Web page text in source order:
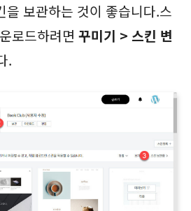
을 보관하는 것이 좋습니다.스
로드하려면 꾸미기 > 스킨 변
.